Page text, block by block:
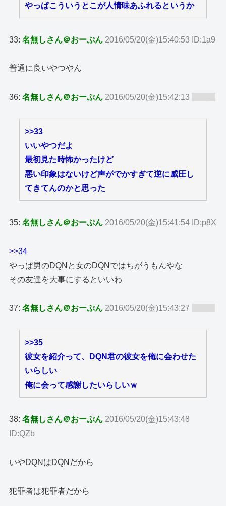
やっぱこういうとこが人情味あふれるというか
33:名無しさん＠おーぷん 2016/05/20(金)15:40:53 ID:1a9
普通に良いやつやん
36:名無しさん＠おーぷん 2016/05/20(金)15:42:13
>>33
いいやつだよ
最初見た時怖かったけど
悪い印象はないけど声がでかすぎて逆に威圧し
てきてんのかと思った
35:名無しさん＠おーぷん 2016/05/20(金)15:41:54 ID:p8X
>>34
やっぱ男のDQNと女のDQNではちがうもんやな
その友達を大事にするといいわ
37:名無しさん＠おーぷん 2016/05/20(金)15:43:27
>>35
彼女を紹介って、DQN君の彼女を俺に会わせた
いらしい
俺に会って感謝したいらしいｗ
38:名無しさん＠おーぷん 2016/05/20(金)15:43:48
ID:QZb
いやDQNはDQNだから
犯罪者は犯罪者だから